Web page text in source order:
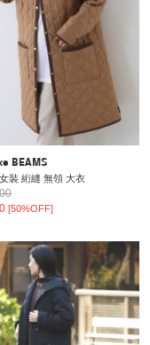
BEAMS
裝 絎縫 無領 大衣
[50%OFF]